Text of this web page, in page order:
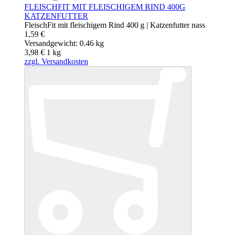
FLEISCHFIT MIT FLEISCHIGEM RIND 400G
KATZENFUTTER
FleischFit mit fleischigem Rind 400 g | Katzenfutter nass
1,59 €
Versandgewicht: 0.46 kg
3,98 € 1 kg
zzgl. Versandkosten